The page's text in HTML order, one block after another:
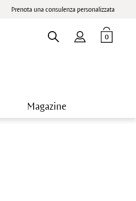
Prenota una consulenza personalizzata
0
Magazine